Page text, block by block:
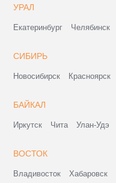
УРАЛ
Екатеринбург Челябинск
СИБИРЬ
Новосибирск Красноярск
БАЙКАЛ
Иркутск Чита Улан-Удэ
ВОСТОК
Владивосток Хабаровск